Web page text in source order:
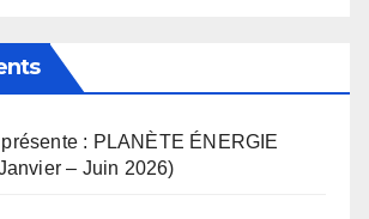
: PLANÈTE ÉNERGIE
– Juin 2026)